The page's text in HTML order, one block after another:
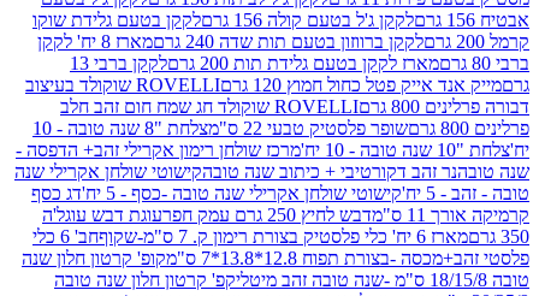
לקקן ג'ל בטעם קולה 156 גרם
לקקן בטעם גלידת שוקו
לקקן ברווזון בטעם תות שדה 240 גרם
מארז 8 יח' לקקן
מארז לקקן בטעם גלידת תות 200 גרם
לקקן ברבי 13
אייק פטל כחול חמוץ 120 גרם
ROVELLI שוקולד בעיצוב
גרם
ROVELLI שוקולד חג שמח חום זהב חלב
שופר פלסטיק טבעי 22 ס"מ
צלחת "8 שנה טובה - 10
מרכז שולחן רימון אקרילי זהב+ הדפסה -
זהב דקורטיבי + כיתוב שנה טובהקישוטי שולחן אקרילי שנה
קישוטי שולחן אקרילי שנה טובה -כסף - 5 יח'
דג כסף
ס"מ
דבש לחיץ 250 גרם עמק חפר
עוגת דבש עוגל'ה
בצורת רימון ק. 7 ס"מ-שקוף
חב' 6 כלי
-בצורת תפוח 12.8*13.8*7 ס"מ
קופ' קרטון חלון שנה
קפ' קרטון חלון שנה טובה